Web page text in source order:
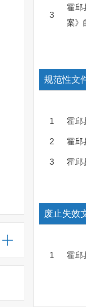
3
霍邱
案》
规范性文
1 霍邱
2 霍邱
3 霍邱
废止失效
1 霍邱